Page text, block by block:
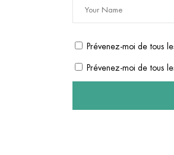
Prévenez-moi de tous
Prévenez-moi de tous